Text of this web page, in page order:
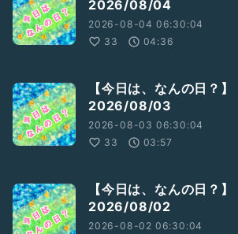
お気に入りに入れ
何度でも聴いてください*ˊᵕˋ*
#女性トーカー
#語り #音楽
#落ち着きある #恋愛 #応援 #人生句
#眠れぬ夜に
※楽曲申請配信後
収録日：2025/09/05
2026/08/04
2026-08-04 06:30:04
33
04:36
【今日は、なんの日？】
2026/08/03
2026-08-03 06:30:04
33
03:57
【今日は、なんの日？】
2026/08/02
2026-08-02 06:30:04